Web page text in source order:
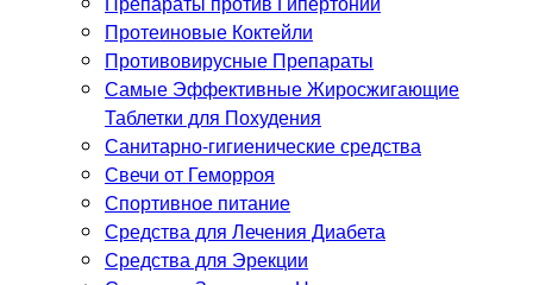
Протеиновые Коктейли
Противовирусные Препараты
Самые Эффективные Жиросжигающие
Таблетки для Похудения
Санитарно-гигиенические средства
Свечи от Геморроя
Спортивное питание
Средства для Лечения Диабета
Средства для Эрекции